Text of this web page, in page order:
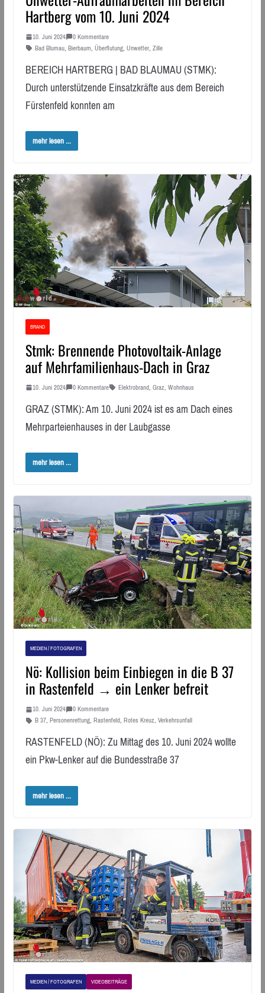
Hartberg vom 10. Juni 2024
10. Juni 2024
0 Kommentare
Bad Blumau, Bierbaum, Überflutung, Unwetter, Zille
BEREICH HARTBERG | BAD BLAUMAU (STMK):
Durch unterstützende Einsatzkräfte aus dem Bereich
Fürstenfeld konnten am
mehr lesen ...
BRAND
Stmk: Brennende Photovoltaik-Anlage
auf Mehrfamilienhaus-Dach in Graz
10. Juni 2024 0 Kommentare Elektrobrand, Graz, Wohnhaus
GRAZ (STMK): Am 10. Juni 2024 ist es am Dach eines
Mehrparteienhauses in der Laubgasse
mehr lesen ...
MEDIEN / FOTOGRAFEN
Nö: Kollision beim Einbiegen in die B 37
in Rastenfeld → ein Lenker befreit
10. Juni 2024
0 Kommentare
B 37, Personenrettung, Rastenfeld, Rotes Kreuz, Verkehrsunfall
RASTENFELD (NÖ): Zu Mittag des 10. Juni 2024 wollte
ein Pkw-Lenker auf die Bundesstraße 37
mehr lesen ...
MEDIEN / FOTOGRAFEN VIDEOBEITRÄGE